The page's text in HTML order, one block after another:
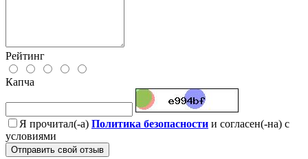
Рейтинг
Капча
Я прочитал(-а) Политика безопасности и согласен(-на) с
условиями
Отправить свой отзыв